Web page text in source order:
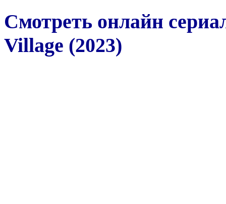
Смотреть онлайн
Village (2023)